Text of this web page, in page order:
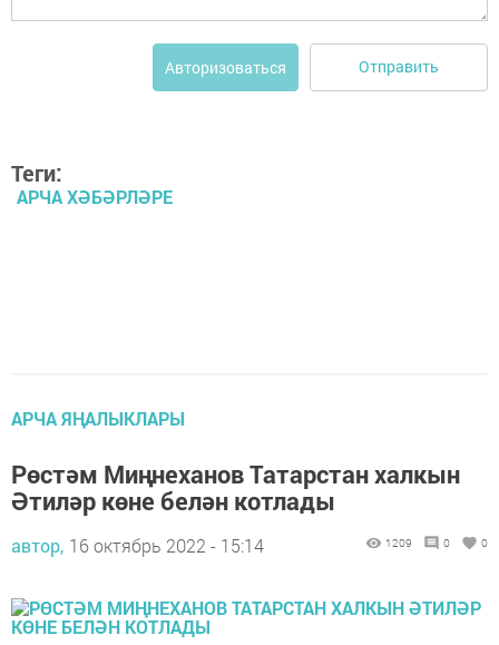
Авторизоваться Отправить
Теги:
АРЧА ХӘБӘРЛӘРЕ
АРЧА ЯҢАЛЫКЛАРЫ
Рөстәм Миңнеханов Татарстан халкын
Әтиләр көне белән котлады
автор, 16 октябрь 2022 - 15:14 1209 0 0